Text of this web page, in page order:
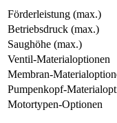
Förderleistung (max.)
Betriebsdruck (max.)
Saughöhe (max.)
Ventil-Materialoptionen
Membran-
Motortypen-Optionen